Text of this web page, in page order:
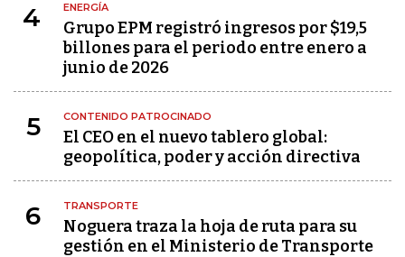
4 ENERGÍA
Grupo EPM registró ingresos por $19,5
billones para el periodo entre enero a
junio de 2026
5 CONTENIDO PATROCINADO
El CEO en el nuevo tablero global:
geopolítica, poder y acción directiva
6 TRANSPORTE
Noguera traza la hoja de ruta para su
gestión en el Ministerio de Transporte